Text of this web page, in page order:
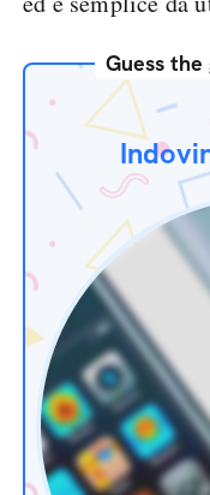
Guess the